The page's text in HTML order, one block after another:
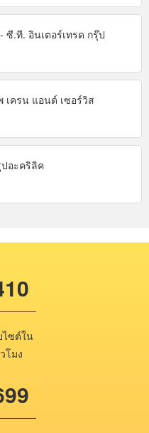
ซี.ที. อินเตอร์เทรด กรุ๊ป
เครน แอนด์ เซอร์วิส
อะคริลิค
ไซต์ใน
โมง